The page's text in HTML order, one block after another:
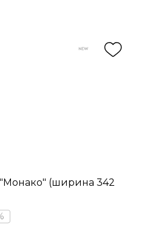
(ширина 342